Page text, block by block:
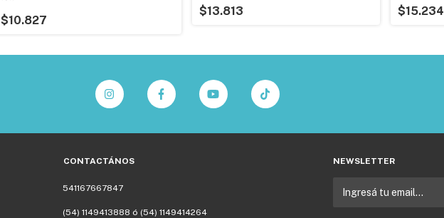
$10.827
$13.813 $15.234
CONTACTÁNOS
541167667847
(54) 1149413888 ó (54) 1149414264
NEWSLETTER